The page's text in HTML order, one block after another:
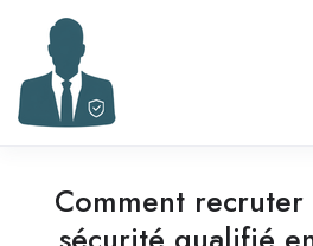
Comment